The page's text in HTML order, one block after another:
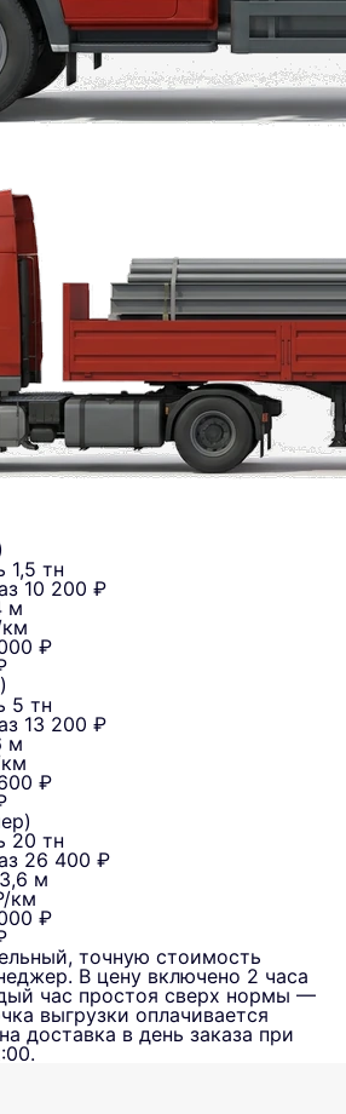
1,5 тн
10 200 ₽
м
₽
5 тн
13 200 ₽
м
₽
20 тн
26 400 ₽
м
км
₽
точную стоимость
В цену включено 2 часа
час простоя сверх нормы —
выгрузки оплачивается
доставка в день заказа при